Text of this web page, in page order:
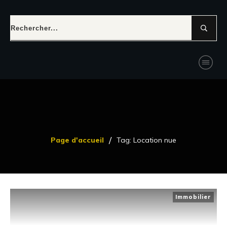
Page d'accueil / Tag: Location nue
Immobilier